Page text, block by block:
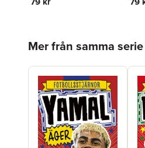
Mer från samma serie